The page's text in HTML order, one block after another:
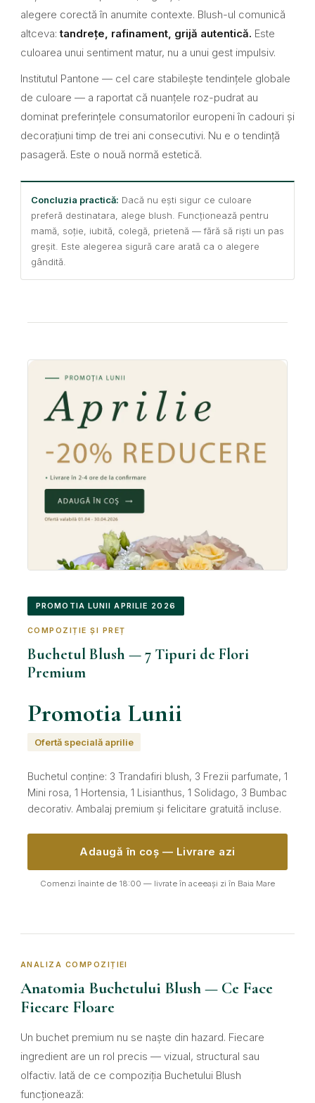
alegere corectă în anumite contexte. Blush-ul comunică
altceva:tandrețe, rafinament, grijă autentică. Este
culoarea unui sentiment matur, nu a unui gest impulsiv.
Institutul Pantone — cel care stabilește tendințele globale
de culoare — a raportat că nuanțele roz-pudrat au
dominat preferințele consumatorilor europeni în cadouri și
decorațiuni timp de trei ani consecutivi. Nu e o tendință
pasageră. Este o nouă normă estetică.
Concluzia practică: Dacă nu ești sigur ce culoare
preferă destinatara, alege blush. Funcționează pentru
mamă, soție, iubită, colegă, prietenă — fără să riști un pas
greșit. Este alegerea sigură care arată ca o alegere
gândită.
PROMOTIA LUNII APRILIE 2026
COMPOZIȚIE ȘI PREȚ
Buchetul Blush — 7 Tipuri de Flori
Premium
Promotia Lunii
Ofertă specială aprilie
Buchetul conține: 3 Trandafiri blush, 3 Frezii parfumate, 1
Mini rosa, 1 Hortensia, 1 Lisianthus, 1 Solidago, 3 Bumbac
decorativ. Ambalaj premium și felicitare gratuită incluse.
Adaugă în coș — Livrare azi
Comenzi înainte de 18:00 — livrate în aceeași zi în Baia Mare
ANALIZA COMPOZIȚIEI
Anatomia Buchetului Blush — Ce Face
Fiecare Floare
Un buchet premium nu se naște din hazard. Fiecare
ingredient are un rol precis — vizual, structural sau
olfactiv. Iată de ce compoziția Buchetului Blush
funcționează: